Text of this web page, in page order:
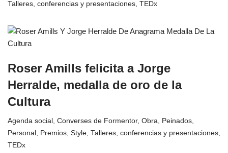
Talleres, conferencias y presentaciones, TEDx
Roser Amills felicita a Jorge
Herralde, medalla de oro de la
Cultura
Agenda social , Converses de Formentor, Obra, Peinados,
Personal , Premios, Style, Talleres, conferencias y presentaciones,
TEDx